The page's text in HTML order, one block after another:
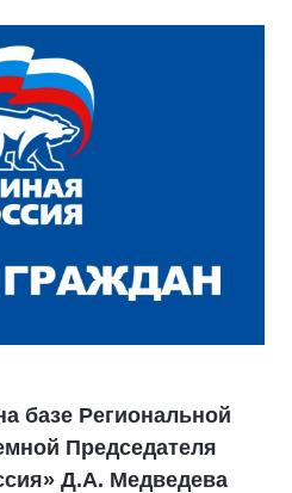
базе Региональной
Председателя
Д.А. Медведева